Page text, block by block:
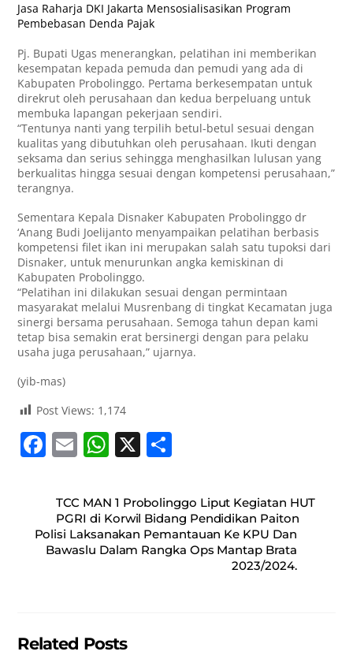
Jasa Raharja DKI Jakarta Mensosialisasikan Program
Pembebasan Denda Pajak
Pj. Bupati Ugas menerangkan, pelatihan ini memberikan
kesempatan kepada pemuda dan pemudi yang ada di
Kabupaten Probolinggo. Pertama berkesempatan untuk
direkrut oleh perusahaan dan kedua berpeluang untuk
membuka lapangan pekerjaan sendiri.
“Tentunya nanti yang terpilih betul-betul sesuai dengan
kualitas yang dibutuhkan oleh perusahaan. Ikuti dengan
seksama dan serius sehingga menghasilkan lulusan yang
berkualitas hingga sesuai dengan kompetensi perusahaan,”
terangnya.
Sementara Kepala Disnaker Kabupaten Probolinggo dr
‘Anang Budi Joelijanto menyampaikan pelatihan berbasis
kompetensi filet ikan ini merupakan salah satu tupoksi dari
Disnaker, untuk menurunkan angka kemiskinan di
Kabupaten Probolinggo.
“Pelatihan ini dilakukan sesuai dengan permintaan
masyarakat melalui Musrenbang di tingkat Kecamatan juga
sinergi bersama perusahaan. Semoga tahun depan kami
tetap bisa semakin erat bersinergi dengan para pelaku
usaha juga perusahaan,” ujarnya.
(yib-mas)
Post Views: 1,174
F
c
e
b
E
ai
l
W
at
s
A
X
ar
e
TCC MAN 1 Probolinggo Liput Kegiatan HUT
PGRI di Korwil Bidang Pendidikan Paiton
Polisi Laksanakan Pemantauan Ke KPU Dan
Bawaslu Dalam Rangka Ops Mantap Brata
2023/2024.
Related Posts